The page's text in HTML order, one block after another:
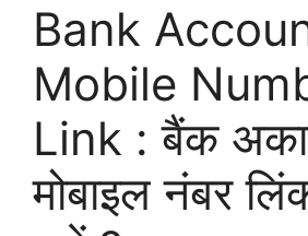
Bank
Mobile
Link : बैंक
मोबाइल नंबर